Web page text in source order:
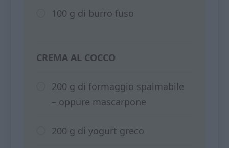
100 g di burro fuso
CREMA AL COCCO
200 g di formaggio spalmabile
– oppure mascarpone
200 g di yogurt greco